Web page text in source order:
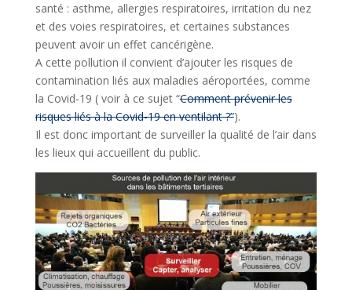
santé : asthme, allergies respiratoires, irritation du nez
et des voies respiratoires, et certaines substances
peuvent avoir un effet cancérigène.
A cette pollution il convient d’ajouter les risques de
contamination liés aux maladies aéroportées, comme
la Covid-19 ( voir à ce sujet “Comment prévenir les
risques liés à la Covid-19 en ventilant ?”).
Il est donc important de surveiller la qualité de l’air dans
les lieux qui accueillent du public.